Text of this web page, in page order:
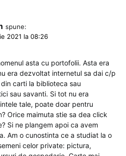
spune:
2021 la 08:26
asta cu portofolii. Asta era
era dezvoltat internetul sa dai c/p
carti la biblioteca sau
sau savanti. Si tot nu era
tale, poate doar pentru
Orice maimuta stie sa dea click
Si ne plangem apoi ca avem
Am o cunostinta ce a studiat la o
celor private: pictura,